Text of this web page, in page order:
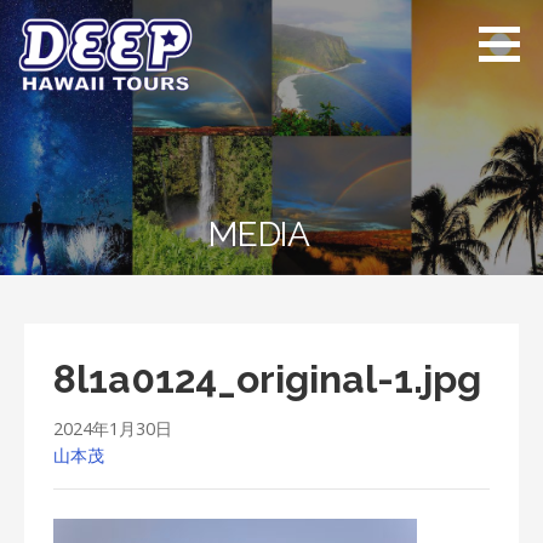
Skip
to
content
ディープ ハワイ
ツアーズ
ハワイ島のプライベー
トツアー
MEDIA
8l1a0124_original-1.jpg
2024年1月30日
山本茂